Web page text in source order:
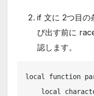
if 文に 2つ目の
び出す前に
認します。
local function